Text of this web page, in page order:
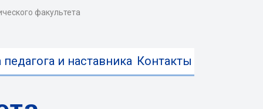
факультета
и наставника Контакты